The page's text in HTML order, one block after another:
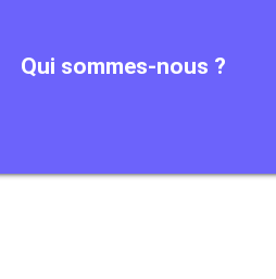
Qui sommes-nous ?